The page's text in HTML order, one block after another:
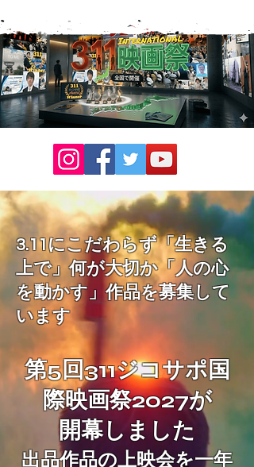
3.11にこだわらず「生きる
上で」何が大切か「人の心
を動かす」作品を募集して
います
第5回311ジコサポ国
際映画祭2027が
開幕しました
出品作品の上映会を一年